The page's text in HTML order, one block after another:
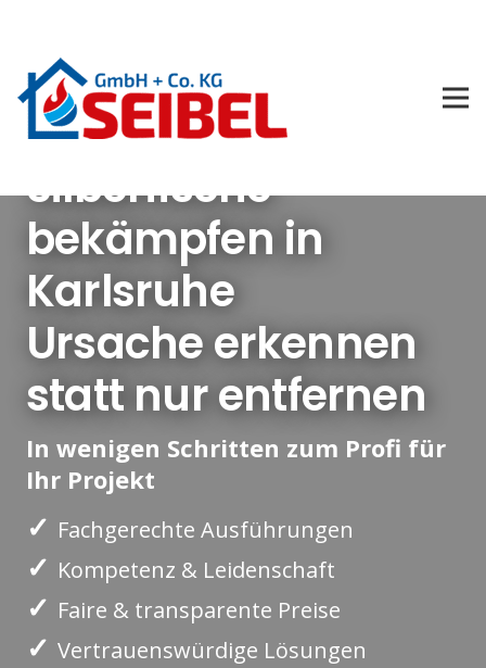
Silberfische
bekämpfen in
Karlsruhe
Ursache erkennen
statt nur entfernen
In wenigen Schritten zum Profi für
Ihr Projekt
✓ Fachgerechte Ausführungen
✓ Kompetenz & Leidenschaft
✓ Faire & transparente Preise
✓ Vertrauenswürdige Lösungen